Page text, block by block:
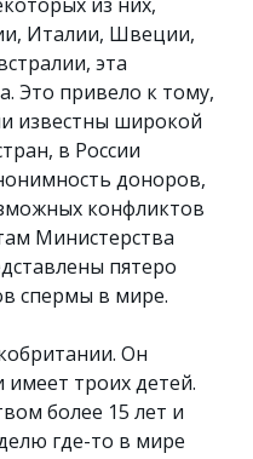
из них,
Италии, Швеции,
эта
Это привело к тому,
известны широкой
в России
доноров,
конфликтов
Министерства
пятеро
спермы в мире.
Он
имеет троих детей.
более 15 лет и
где-то в мире